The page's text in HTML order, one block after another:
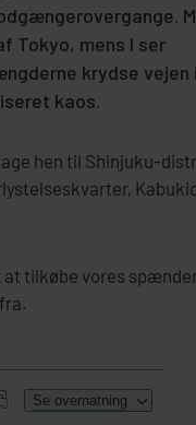
Tokyo, mens I ser
krydse vejen
kaos.
hen til Shinjuku-
at tilkøbe vores
Se overnatning